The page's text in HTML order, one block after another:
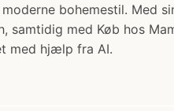
bohemestil.
samtidig med Køb hos
med hjælp fra AI.